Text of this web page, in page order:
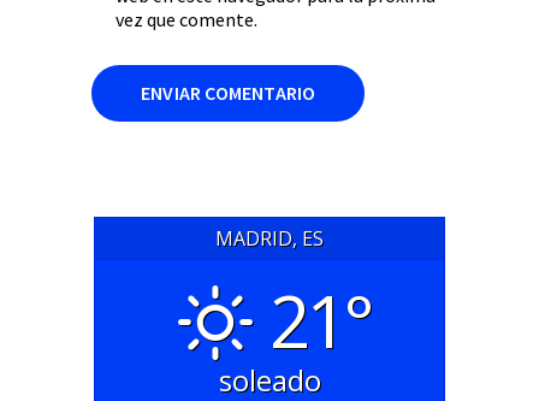
vez que comente.
MADRID, ES
21°
soleado